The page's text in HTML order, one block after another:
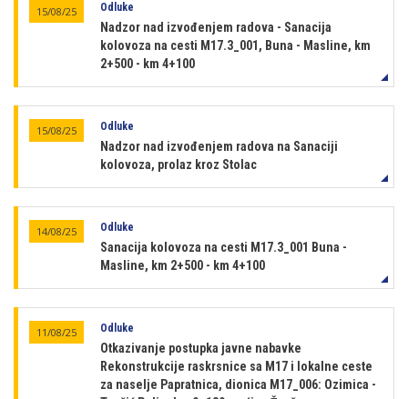
15/08/25 Odluke
Nadzor nad izvođenjem radova - Sanacija
kolovoza na cesti M17.3_001, Buna - Masline, km
2+500 - km 4+100
15/08/25 Odluke
Nadzor nad izvođenjem radova na Sanaciji
kolovoza, prolaz kroz Stolac
14/08/25 Odluke
Sanacija kolovoza na cesti M17.3_001 Buna -
Masline, km 2+500 - km 4+100
11/08/25 Odluke
Otkazivanje postupka javne nabavke
Rekonstrukcije raskrsnice sa M17 i lokalne ceste
za naselje Papratnica, dionica M17_006: Ozimica -